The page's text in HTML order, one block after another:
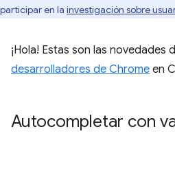
participar en la investigación sobre
¡Hola! Estas son las novedades
desarrolladores de Chrome en
Autocompletar con